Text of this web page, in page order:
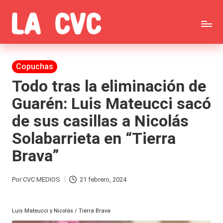
Saltar
al
contenido
C
o
p
u
c
h
a
s
y
ar
Todas
las
noticias
de
la
farándula,
Realitys,
Tierra
Gran
Publicada
en
Copuchas
Todo tras la eliminación de
Guarén: Luis Mateucci sacó
de sus casillas a Nicolás
Solabarrieta en “Tierra
Brava”
Publicado
PorCVC MEDIOS 21 febrero, 2024
Luis Mateucci y Nicolás / Tierra Brava